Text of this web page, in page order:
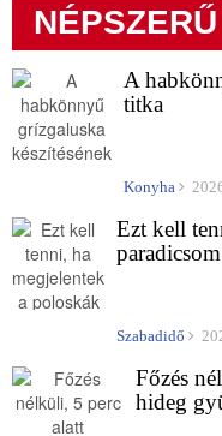
A
titka
Konyha
Ezt kell
Szabadidő
Főzés
hideg